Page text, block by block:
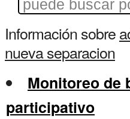
Información sobre
nueva separacion
Monitoreo de
participativo